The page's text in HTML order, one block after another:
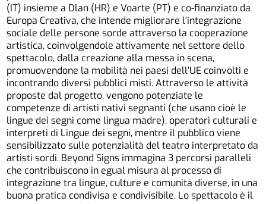
(IT) insieme a Dlan (HR) e Voarte (PT) e co-finanziato da
Europa Creativa, che intende migliorare l’integrazione
sociale delle persone sorde attraverso la cooperazione
artistica, coinvolgendole attivamente nel settore dello
spettacolo, dalla creazione alla messa in scena,
promuovendone la mobilità nei paesi dell’UE coinvolti e
incontrando diversi pubblici misti. Attraverso le attività
proposte dal progetto, vengono potenziate le
competenze di artisti nativi segnanti (che usano cioè le
lingue dei segni come lingua madre), operatori culturali e
interpreti di Lingue dei segni, mentre il pubblico viene
sensibilizzato sulle potenzialità del teatro interpretato da
artisti sordi. Beyond Signs immagina 3 percorsi paralleli
che contribuiscono in egual misura al processo di
integrazione tra lingue, culture e comunità diverse, in una
buona pratica condivisa e condivisibile. Lo spettacolo è il